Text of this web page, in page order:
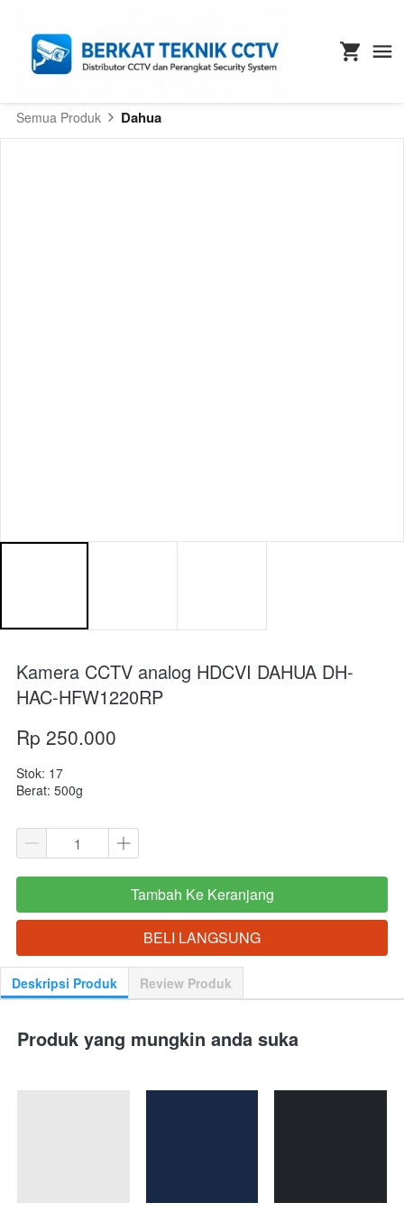
Semua Produk Dahua
Kamera CCTV analog HDCVI DAHUA DH-
HAC-HFW1220RP
Rp 250.000
Stok: 17
Berat: 500g
`
Tambah Ke Keranjang
`BELI LANGSUNG
Deskripsi Produk Review Produk
Produk yang mungkin anda suka